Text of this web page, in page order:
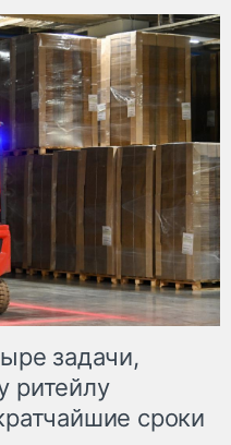
задачи,
ритейлу
сроки